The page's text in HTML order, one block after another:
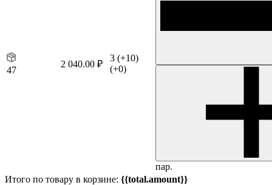
47
2 040.00 ₽
3 (+10)
(+0)
пар.
Итого по товару в корзине: {{total.amount}}